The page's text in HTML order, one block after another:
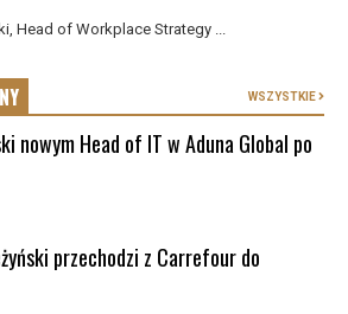
Head of Workplace Strategy ...
WSZYSTKIE
nowym Head of IT w Aduna Global po
przechodzi z Carrefour do